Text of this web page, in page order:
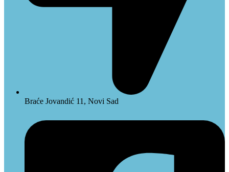
Braće Jovandić 11, Novi Sad